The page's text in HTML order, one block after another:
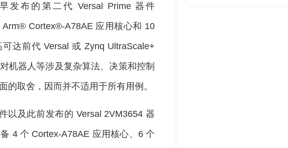
发布的第二代 Versal Prime 器件
Cortex®-A78AE 应用核心和 10
达前代 Versal 或 Zynq UltraScale+
机器人等涉及复杂算法、决策和控制
的取舍，因而并不适用于所有用例。
以及此前发布的 Versal 2VM3654 器
4 个 Cortex-A78AE 应用核心、6 个